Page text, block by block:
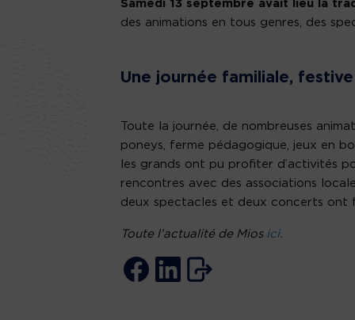
Samedi 13 septembre avait lieu la
des animations en tous genres, des
Une journée familiale,
Toute la journée, de nombreuses
poneys, ferme pédagogique, jeux en
les grands ont pu profiter d’activités
rencontres avec des associations
deux spectacles et deux concerts ont
Toute l’actualité de Mios ici.